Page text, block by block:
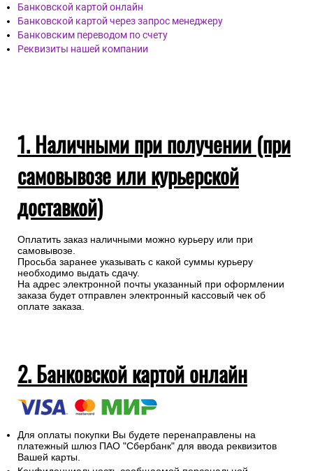
Банковской картой онлайн
Банковской картой через запрос менеджеру
Банковским переводом по счету
Реквизиты нашей компании
1. Наличными при получении (при
самовывозе или курьерской
доставкой)
Оплатить заказ наличными можно курьеру или при
самовывозе.
Просьба заранее указывать с какой суммы курьеру
необходимо выдать сдачу.
На адрес электронной почты указанный при оформлении
заказа будет отправлен электронный кассовый чек об
оплате заказа.
2. Банковской картой онлайн
Для оплаты покупки Вы будете перенаправлены на
платежный шлюз ПАО "Сбербанк" для ввода реквизитов
Вашей карты.